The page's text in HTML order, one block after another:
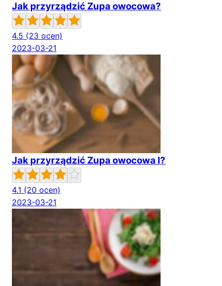
Jak przyrządzić Zupa owocowa?
4.5 (23 ocen)
2023-03-21
Jak przyrządzić Zupa owocowa I?
4.1 (20 ocen)
2023-03-21